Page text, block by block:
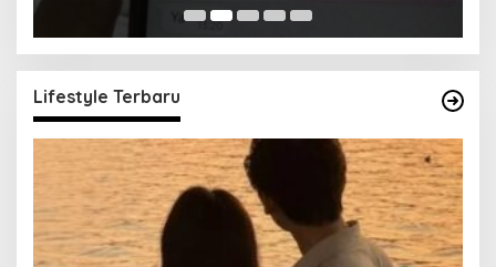
Lifestyle Terbaru